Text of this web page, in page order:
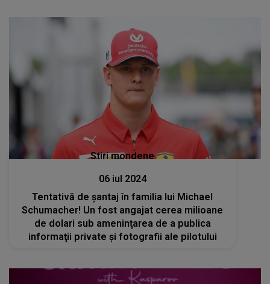
Stiri mondene
06 iul 2024
Tentativă de șantaj în familia lui Michael
Schumacher! Un fost angajat cerea milioane
de dolari sub ameninţarea de a publica
informaţii private şi fotografii ale pilotului